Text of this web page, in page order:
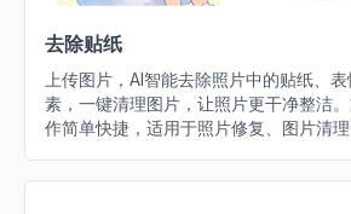
去除贴纸
上传图片，AI智能去除照片中的贴纸、
素，一键清理图片，让照片更干净整洁
作简单快捷，适用于照片修复、图片清理